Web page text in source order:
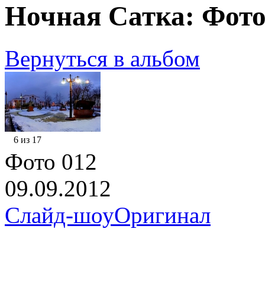
Ночная Сатка:
Вернуться в альбом
6 из 17
Фото 012
09.09.2012
Слайд-шоуОригинал